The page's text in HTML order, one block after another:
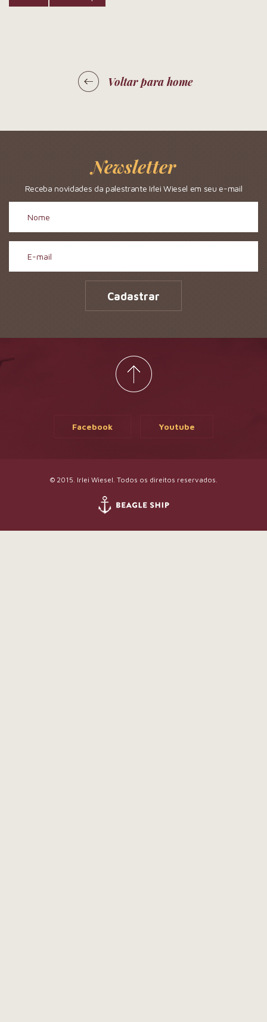
Voltar para home
Newsletter
Receba novidades da palestrante Irlei Wiesel em seu e-mail
Cadastrar
Facebook Youtube
© 2015. Irlei Wiesel. Todos os direitos reservados.